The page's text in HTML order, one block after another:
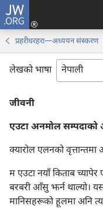
JW.ORG
प्रहरीधरहरा—अध्ययन
लेखको भाषा
जीवनी
एउटा अनमोल
क्यारोल एलनको वृत्तान्तमा
म एउटा नयाँ किताब
बरबरी आँसु झर्न थाल्यो।
मानिसहरूको हूलमा अनि